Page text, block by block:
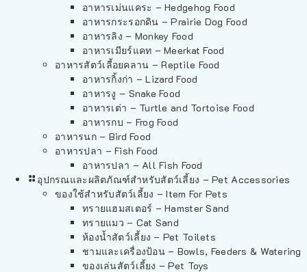
อาหารเม่นแคระ – Hedgehog Food
อาหารกระรอกดิน – Prairie Dog Food
อาหารลิง – Monkey Food
อาหารเมียร์แคท – Meerkat Food
อาหารสัตว์เลี้อยคลาน – Reptile Food
อาหารกิ้งก่า – Lizard Food
อาหารงู – Snake Food
อาหารเต่า – Turtle and Tortoise Food
อาหารกบ – Frog Food
อาหารนก – Bird Food
อาหารปลา – Fish Food
อาหารปลา – All Fish Food
อุปกรณและผลิตภัณฑ์สำหรับสัตว์เลี้ยง – Pet Accessories
ของใช้สำหรับสัตว์เลี้ยง – Item For Pets
ทรายแฮมสเตอร์ – Hamster Sand
ทรายแมว – Cat Sand
ห้องน้ำสัตว์เลี้ยง – Pet Toilets
ชามและเครื่องป้อน – Bowls, Feeders & Watering
ของเล่นสัตว์เลี้ยง – Pet Toys